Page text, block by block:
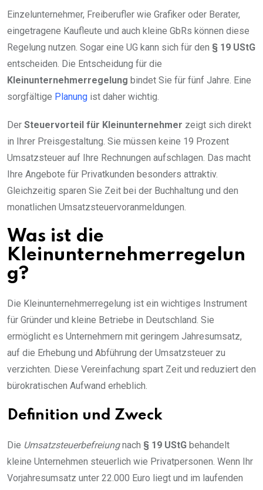
Einzelunternehmer, Freiberufler wie Grafiker oder Berater,
eingetragene Kaufleute und auch kleine GbRs können diese
Regelung nutzen. Sogar eine UG kann sich für den § 19 UStG
entscheiden. Die Entscheidung für die
Kleinunternehmerregelung bindet Sie für fünf Jahre. Eine
sorgfältige Planung ist daher wichtig.
Der Steuervorteil für Kleinunternehmer zeigt sich direkt
in Ihrer Preisgestaltung. Sie müssen keine 19 Prozent
Umsatzsteuer auf Ihre Rechnungen aufschlagen. Das macht
Ihre Angebote für Privatkunden besonders attraktiv.
Gleichzeitig sparen Sie Zeit bei der Buchhaltung und den
monatlichen Umsatzsteuervoranmeldungen.
Was ist die
Kleinunternehmerregelun
g?
Die Kleinunternehmerregelung ist ein wichtiges Instrument
für Gründer und kleine Betriebe in Deutschland. Sie
ermöglicht es Unternehmern mit geringem Jahresumsatz,
auf die Erhebung und Abführung der Umsatzsteuer zu
verzichten. Diese Vereinfachung spart Zeit und reduziert den
bürokratischen Aufwand erheblich.
Definition und Zweck
Die Umsatzsteuerbefreiungnach § 19 UStG behandelt
kleine Unternehmen steuerlich wie Privatpersonen. Wenn Ihr
Vorjahresumsatz unter 22.000 Euro liegt und im laufenden